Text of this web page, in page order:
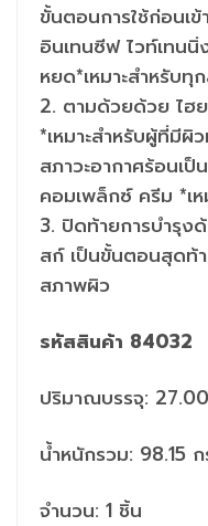
ขั้นตอนการใช้ก่อนเ
อินเทนซีฟ ไวท์เทน
หยด*เหมาะสำหรับทุ
2. ตามด้วยด้วย ไฮ
*เหมาะสำหรับผู้ที่มี
สภาวะอากาศร้อนเป็
คอมเพล็กซ์ ครีม *เ
3. ปิดท้ายการบำรุง
สก์ เป็นขั้นตอนสุดท้า
สภาพผิว
รหัสสินค้า 84032
ปริมาณบรรจุ:
น้ำหนักรวม: 98.15
จำนวน: 1 ชิ้น